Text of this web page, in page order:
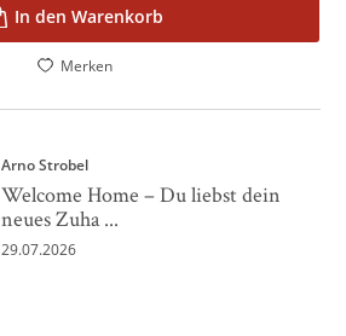
In den Warenkorb
Merken
Arno Strobel
Welcome Home – Du liebst dein
neues Zuha ...
29.07.2026